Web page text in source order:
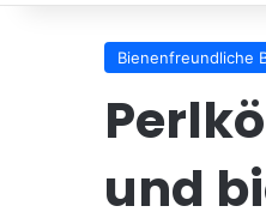
Bienenfreundliche
und